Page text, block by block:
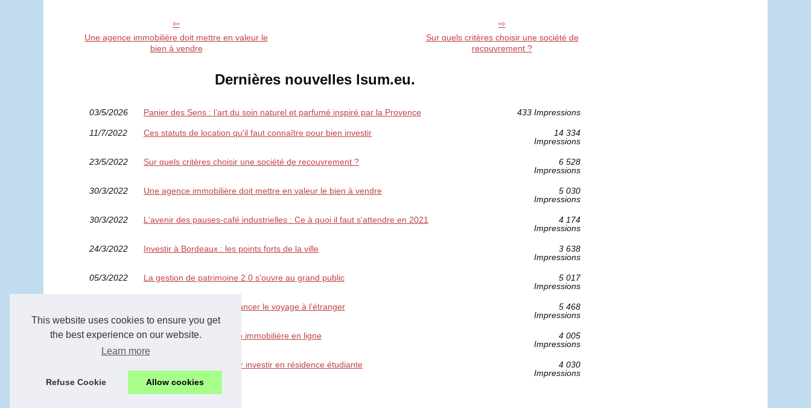
This website uses cookies to ensure you get
the best experience on our website.
Learn more
Refuse Cookie Allow cookies
Une agence immobilière doit mettre en valeur le
bien à vendre
Sur quels critères choisir une société de
recouvrement ?
Dernières nouvelles lsum.eu.
03/5/2026 Panier des Sens : l’art du soin naturel et parfumé inspiré par la Provence 433 Impressions
11/7/2022 Ces statuts de location qu'il faut connaître pour bien investir
14 334
Impressions
23/5/2022 Sur quels critères choisir une société de recouvrement ?
6 528
Impressions
30/3/2022 Une agence immobilière doit mettre en valeur le bien à vendre
5 030
Impressions
30/3/2022 L'avenir des pauses-café industrielles : Ce à quoi il faut s'attendre en 2021
4 174
Impressions
24/3/2022 Investir à Bordeaux : les points forts de la ville
3 638
Impressions
05/3/2022 La gestion de patrimoine 2.0 s'ouvre au grand public
5 017
Impressions
Des suggestions pour financer le voyage à l’étranger
5 468
Impressions
11/2/2022 L'objectif d'une estimation immobilière en ligne
4 005
Impressions
Les conseils à suivre pour investir en résidence étudiante
4 030
Impressions